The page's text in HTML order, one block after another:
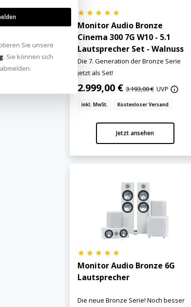
Monitor Audio Bronze
Cinema 300 7G W10 - 5.1
Lautsprecher Set - Walnuss
Die 7. Generation der Bronze Serie
jetzt als Set!
2.999,00 € 3.193,00 € UVP
inkl. MwSt. Kostenloser Versand
Jetzt ansehen
Monitor Audio Bronze 6G
Lautsprecher
Die neue Bronze Serie! Noch besser
Sie unsere
. Sie können sich